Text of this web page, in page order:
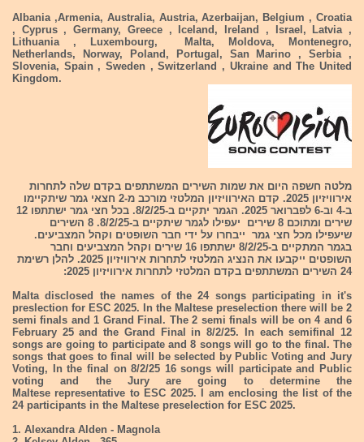
Albania ,Armenia, Australia, Austria, Azerbaijan, Belgium , Croatia
, Cyprus , Germany, Greece , Iceland, Ireland , Israel, Latvia ,
Lithuania , Luxembourg, Malta, Moldova, Montenegro,
Netherlands, Norway, Poland, Portugal, San Marino , Serbia ,
Slovenia, Spain , Sweden , Switzerland , Ukraine and The United
Kingdom.
מלטה חשפה היום את שמות השירים המשתתפים בקדם שלה לתחרות
אירוויזיון 2025. קדם האירוויזיון המלטזי מורכב מ-2 חצאי גמר שיתקיימו
ב-4 וב-6 לפברואר 2025. הגמר יתקיים ב-8/2/25. בכל חצי גמר ישתתפו 12
שירים ומתוכם 8 שירים יעפילו לגמר שיתקיים ב-8/2/25. 8 השירים
שיעפילו מכל חצי גמר ייבחרו על ידי חבר השופטים וקהל המצביעים.
בגמר המתקיים ב-8/2/25 ישתתפו 16 שירים וקהל המצביעים וחבר
השופטים ייקבעו את הנציג המלטזי לתחרות אירוויזיון 2025. להלן רשימת
24 השירים המשתתפים בקדם המלטזי לתחרות אירוויזיון 2025:
Malta disclosed the names of the 24 songs participating in it's
preslection for ESC 2025. In the Maltese preselection there will be 2
semi finals and 1 Grand Final. The 2 semi finals will be on 4 and 6
February 25 and the Grand Final in 8/2/25. In each semifinal 12
songs are going to participate and 8 songs will go to the final. The
songs that goes to final will be selected by Public Voting and Jury
Voting, In the final on 8/2/25 16 songs will participate and Public
voting and the Jury are going to determine the
Maltese representative to ESC 2025. I am enclosing the list of the
24 participants in the Maltese preselection for ESC 2025.
1. Alexandra Alden - Magnola